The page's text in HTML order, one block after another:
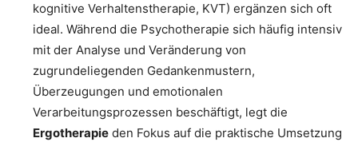
kognitive Verhaltenstherapie, KVT) ergänzen sich oft
ideal. Während die Psychotherapie sich häufig intensiv
mit der Analyse und Veränderung von
zugrundeliegenden Gedankenmustern,
Überzeugungen und emotionalen
Verarbeitungsprozessen beschäftigt, legt die
Ergotherapie den Fokus auf die praktische Umsetzung